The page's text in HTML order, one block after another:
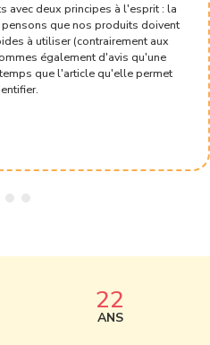
avec deux principes à l'esprit : la
que nos produits doivent
à utiliser (contrairement aux
également d'avis qu'une
que l'article qu'elle permet
22
ANS